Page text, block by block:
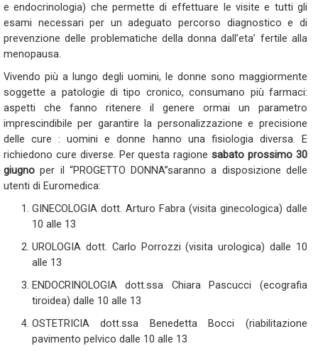
e endocrinologia) che permette di effettuare le visite e tutti gli
esami necessari per un adeguato percorso diagnostico e di
prevenzione delle problematiche della donna dall’eta’ fertile alla
menopausa.
Vivendo più a lungo degli uomini, le donne sono maggiormente
soggette a patologie di tipo cronico, consumano più farmaci:
aspetti che fanno ritenere il genere ormai un parametro
imprescindibile per garantire la personalizzazione e precisione
delle cure : uomini e donne hanno una fisiologia diversa. E
richiedono cure diverse. Per questa ragionesabato prossimo 30
giugno per il “PROGETTO DONNA”saranno a disposizione delle
utenti di Euromedica:
GINECOLOGIA dott. Arturo Fabra (visita ginecologica) dalle
10 alle 13
UROLOGIA dott. Carlo Porrozzi (visita urologica) dalle 10
alle 13
ENDOCRINOLOGIA dott.ssa Chiara Pascucci (ecografia
tiroidea) dalle 10 alle 13
OSTETRICIA dott.ssa Benedetta Bocci (riabilitazione
pavimento pelvico dalle 10 alle 13